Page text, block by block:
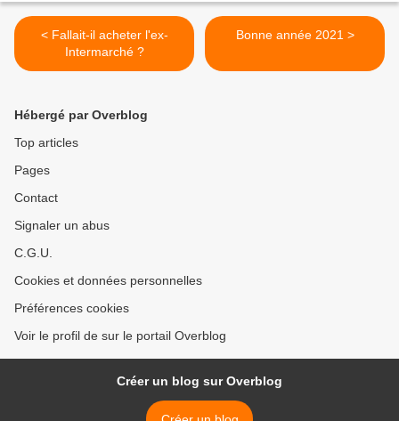
< Fallait-il acheter l'ex-
Intermarché ?
Bonne année 2021 >
Hébergé par Overblog
Top articles
Pages
Contact
Signaler un abus
C.G.U.
Cookies et données personnelles
Préférences cookies
Voir le profil de sur le portail Overblog
Créer un blog sur Overblog